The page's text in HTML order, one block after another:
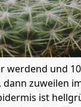
werdend und
dann zuweilen
ist